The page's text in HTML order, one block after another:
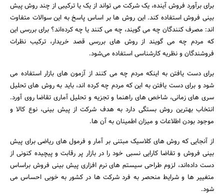
برای برآورد فروش آینده، یک شرکت می تواند از یک یا ترکیبی از چند روش پیش
بینی فروش استفاده کند. این روش ها بر اساس پاسخ به این سوالات متفاوت
اند: مصرف کنندگان چه می گویند، چه می کنند یا چه کرده‌اند؟ برای بررسی این
که مردم چه می گویند از روش های بررسی قصد خریدار، ترکیب نظرات
فروشندگان و نظریه کارشناسی استفاده می‌شود.
برای دست یافتن به اینکه مردم چه می کنند از آزمون های بازار استفاده می
شود و برای دست یافتن به این که مردم چه کرده اند، باید به روش های تحلیل
سری های زمانی، شاخص های راهنما و تجزیه و تحلیل آماری تقاضا روی آورد.
انتخاب بهترین روش بستگی دارد به هدف شرکت از پیش بینی، نوع کالا و
موجود بودن اطلاعات و میزان اطمینان به آن ها.
از آنجایی که روش های کلاسیک مبتنی بر آمار و فرمول های ریاضی برای پیش
بینی فروش و تقاضا کارایی نسبی خود را در بازار پر رقابت و پیچیده کنونی از
دست داده‌اند، لزوم طراحی سیستم های نرم افزاری پیش بینی فروش براساس
متغییر ها و شرایط منحصر به فرد شرکت ها در کشور به خوبی احساس می
شود.